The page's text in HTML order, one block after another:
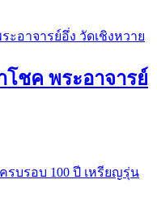
โชค พระอาจารย์